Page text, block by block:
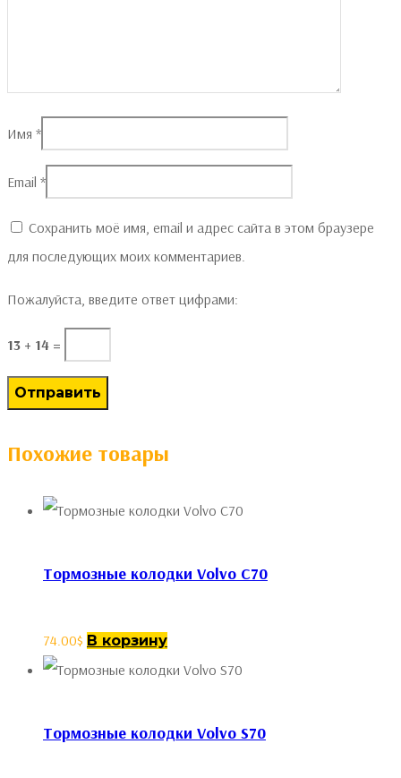
Имя *
Email *
Сохранить моё имя, email и адрес сайта в этом браузере
для последующих моих комментариев.
Пожалуйста, введите ответ цифрами:
13 + 14 =
Похожие товары
Тормозные колодки Volvo C70
74.00$ В корзину
Тормозные колодки Volvo S70